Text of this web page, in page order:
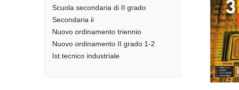
Scuola secondaria di II grado
Secondaria ii
Nuovo ordinamento triennio
Nuovo ordinamento II grado 1-2
Ist.tecnico industriale